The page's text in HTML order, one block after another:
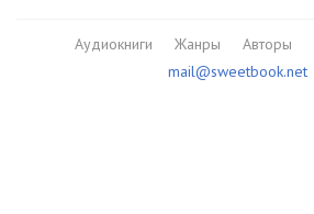
Аудиокниги Жанры Авторы
mail@sweetbook.net